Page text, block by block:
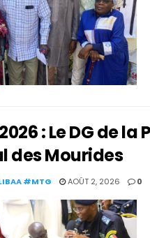
: Le DG de
des Mourides
#MTG AOÛT 2, 2026 0